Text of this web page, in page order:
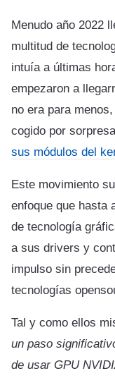
Menudo año 2022
multitud de
intuía a últimas
empezaron a
no era para
cogido por
sus módulos del
Este movimiento
enfoque que hasta
de tecnología
a sus drivers y
impulso sin
tecnologías
Tal y como ellos
un paso
de usar GPU